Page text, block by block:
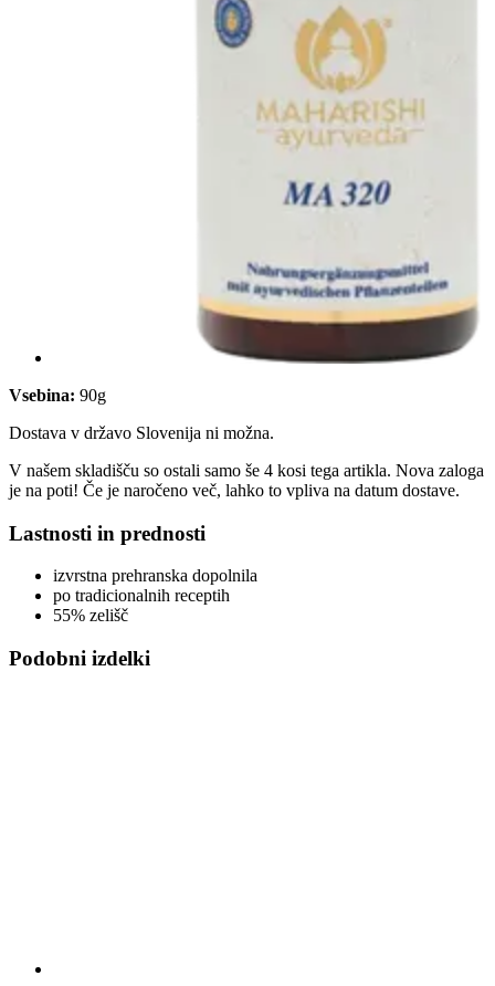
Vsebina: 90g
Dostava v državo Slovenija ni možna.
V našem skladišču so ostali samo še 4 kosi tega artikla. Nova zaloga
je na poti! Če je naročeno več, lahko to vpliva na datum dostave.
Lastnosti in prednosti
izvrstna prehranska dopolnila
po tradicionalnih receptih
55% zelišč
Podobni izdelki